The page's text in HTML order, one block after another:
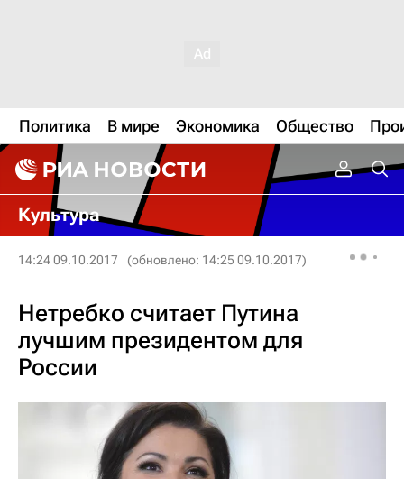
Политика В мире Экономика Общество
Культура
14:24 09.10.2017 (обновлено: 14:25 09.10.2017)
Нетребко считает Путина
лучшим президентом для
России